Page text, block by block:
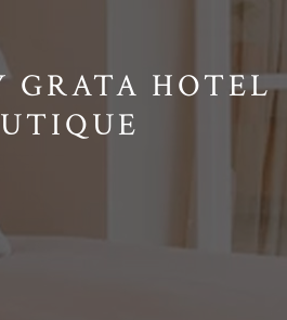
GRATA HOTEL